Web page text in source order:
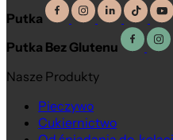
Putka
Putka Bez Glutenu
Nasze Produkty
Pieczywo
Cukiernictwo